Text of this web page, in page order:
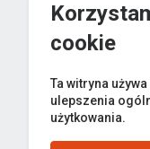
cookie
Ta witryna
ulepszenia
użytkowania.